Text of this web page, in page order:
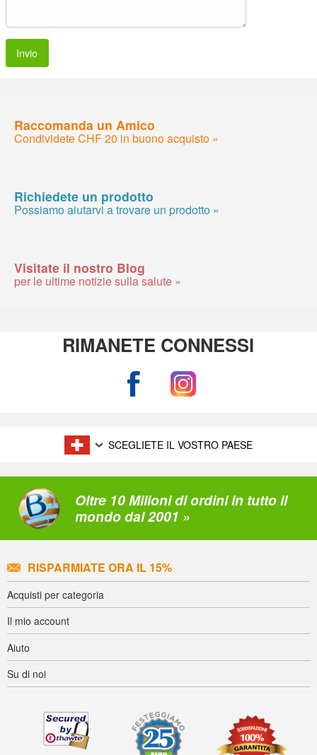
Invio
Raccomanda un Amico
Condividete CHF 20 in buono acquisto »
Richiedete un prodotto
Possiamo aiutarvi a trovare un prodotto »
Visitate il nostro Blog
per le ultime notizie sulla salute »
RIMANETE CONNESSI
SCEGLIETE IL VOSTRO PAESE
Oltre 10 Milioni di ordini in tutto il
mondo dal 2001 »
RISPARMIATE ORA IL 15%
Acquisti per categoria
Il mio account
Aiuto
Su di noi